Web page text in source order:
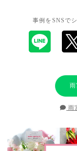
事例をSNSで
雨